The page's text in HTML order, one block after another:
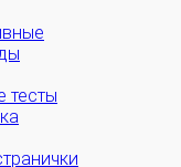
тесты